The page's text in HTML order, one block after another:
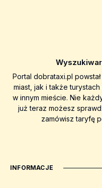
Portal dobrataxi.pl
miast, jak i także
w innym mieście. Nie
już teraz możesz
zamówisz taryfę
INFORMACJE